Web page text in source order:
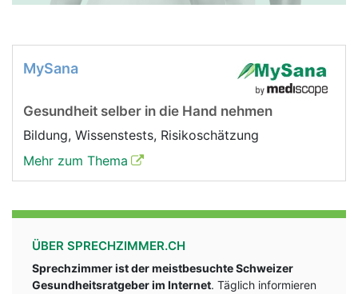
MySana
Gesundheit selber in die Hand nehmen
Bildung, Wissenstests, Risikoschätzung
Mehr zum Thema
ÜBER SPRECHZIMMER.CH
Sprechzimmer ist der meistbesuchte Schweizer
Gesundheitsratgeber im Internet. Täglich informieren